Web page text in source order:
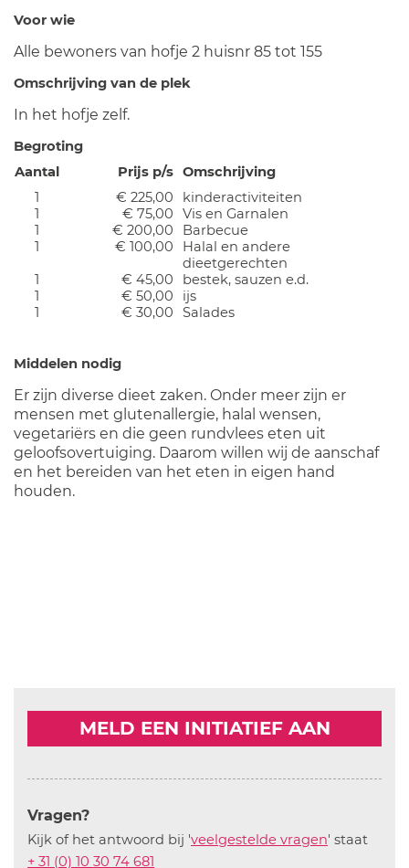
Voor wie
Alle bewoners van hofje 2 huisnr 85 tot 155
Omschrijving van de plek
In het hofje zelf.
Begroting
Aantal
Prijs p/s Omschrijving
1
€ 225,00
kinderactiviteiten
1
€ 75,00
Vis en Garnalen
1
€ 200,00
Barbecue
1
€ 100,00
Halal en andere
dieetgerechten
1
€ 45,00
bestek, sauzen e.d.
1
€ 50,00
ijs
1
€ 30,00 Salades
Middelen nodig
Er zijn diverse dieet zaken. Onder meer zijn er
mensen met glutenallergie, halal wensen,
vegetariërs en die geen rundvlees eten uit
geloofsovertuiging. Daarom willen wij de aanschaf
en het bereiden van het eten in eigen hand
houden.
MELD EEN INITIATIEF AAN
Vragen?
Kijk of het antwoord bij 'veelgestelde vragen' staat
+ 31 (0) 10 30 74 681